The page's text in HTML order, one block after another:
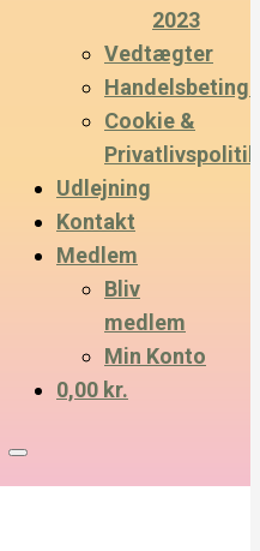
2023
Vedtægter
Cookie &
Privatlivspolitik
Udlejning
Kontakt
Medlem
Bliv
medlem
Min Konto
0,00 kr.